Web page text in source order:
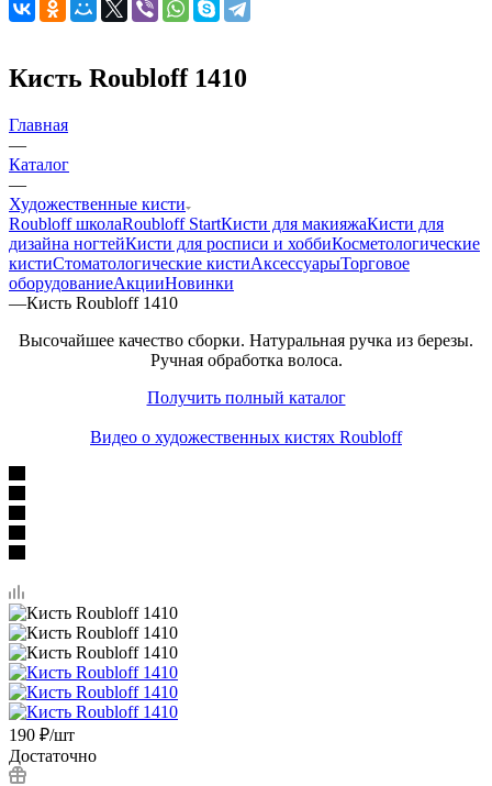
Кисть Roubloff 1410
Главная
—
Каталог
—
Художественные кисти
Roubloff школаRoubloff StartКисти для макияжаКисти для
дизайна ногтейКисти для росписи и хоббиКосметологические
кистиСтоматологические кистиАксессуарыТорговое
оборудованиеАкцииНовинки
—Кисть Roubloff 1410
Высочайшее качество сборки. Натуральная ручка из березы.
Ручная обработка волоса.
Получить полный каталог
Видео о художественных кистях Roubloff
190 ₽/шт
Достаточно